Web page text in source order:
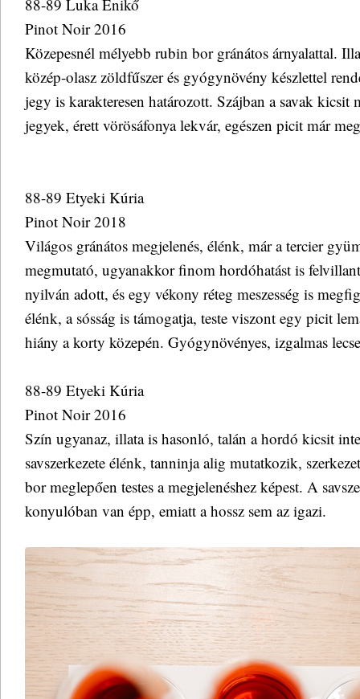
88-89 Luka Enikő
Pinot Noir 2016
Közepesnél mélyebb rubin bor gránátos árnyalattal.
közép-olasz zöldfűszer és gyógynövény készlettel
jegy is karakteresen határozott. Szájban a savak kicsit
jegyek, érett vörösáfonya lekvár, egészen picit már
88-89 Etyeki Kúria
Pinot Noir 2018
Világos gránátos megjelenés, élénk, már a tercier
megmutató, ugyanakkor finom hordóhatást is
nyilván adott, és egy vékony réteg meszesség is
élénk, a sósság is támogatja, teste viszont egy picit
hiány a korty közepén. Gyógynövényes, izgalmas
88-89 Etyeki Kúria
Pinot Noir 2016
Szín ugyanaz, illata is hasonló, talán a hordó kicsit
savszerkezete élénk, tanninja alig mutatkozik,
bor meglepően testes a megjelenéshez képest. A
konyulóban van épp, emiatt a hossz sem az igazi.